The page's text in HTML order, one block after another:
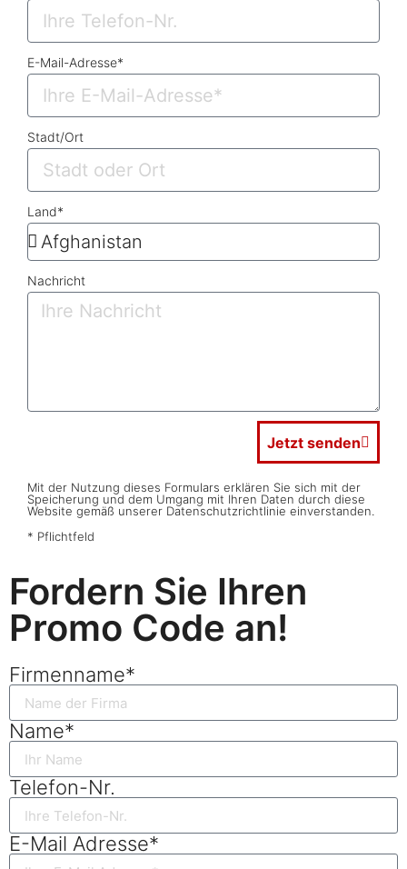
E-Mail-Adresse*
Stadt/Ort
Land*
Nachricht
Jetzt senden
Mit der Nutzung dieses Formulars erklären Sie sich mit der
Speicherung und dem Umgang mit Ihren Daten durch diese
Website gemäß unserer Datenschutzrichtlinie einverstanden.
* Pflichtfeld
Fordern Sie Ihren
Promo Code an!
Firmenname*
Name*
Telefon-Nr.
E-Mail Adresse*